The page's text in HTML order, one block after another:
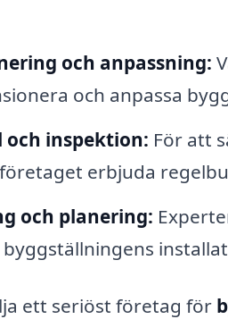
och anpassning:
och anpassa
och inspektion: För att
erbjuda
och planering:
ett seriöst företag för